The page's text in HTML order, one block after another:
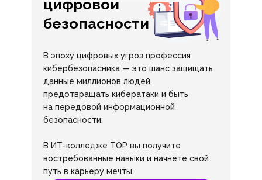
В эпоху цифровых угроз профессия
кибербезопасника — это шанс защищать
данные миллионов людей,
предотвращать кибератаки и быть
на передовой информационной
безопасности.
В ИТ-колледже TOP вы получите
востребованные навыки и начнёте свой
путь в карьеру мечты.
цифровой
безопасности